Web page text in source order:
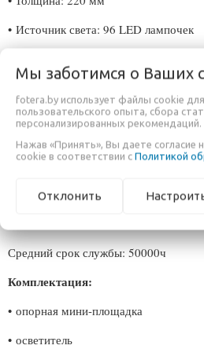
• Источник света: 96 LED лампочек
Угол освещения: 110 °
Индекс цветопередачи: более 95
Питание: NP-F литиевая батарея /
Средний срок службы: 50000ч
Комплектация:
• опорная мини-площадка
• осветитель
Мы заботимся о Ваших
fotera.by использует файлы cookie
пользовательского опыта, сбора
персонализированных рекомендаций.
Нажав «Принять», Вы даете согласие
cookie в соответствии с Политикой
Отклонить